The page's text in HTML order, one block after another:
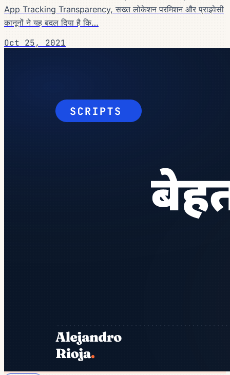
App Tracking Transparency, सख्त लोकेशन परमिशन और प्राइवेसी
कानूनों ने यह बदल दिया है कि…
Oct 25, 2021